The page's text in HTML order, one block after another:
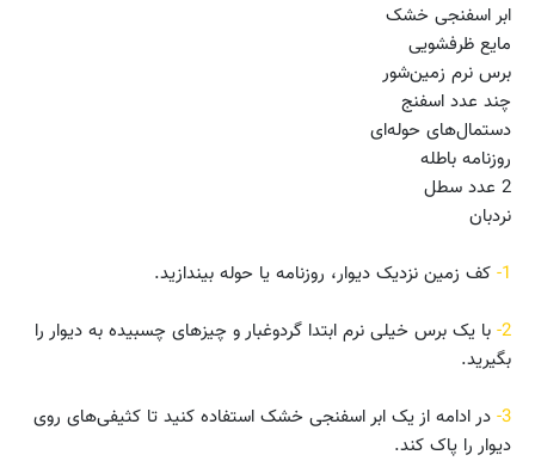
ابر اسفنجی خشک
مایع ظرفشویی
برس نرم زمین‌شور
چند عدد اسفنج
دستمال‌های حوله‌ای
روزنامه باطله
2 عدد سطل
نردبان
1- کف زمین نزدیک دیوار، روزنامه یا حوله بیندازید.
2- با یک برس خیلی نرم ابتدا گردوغبار و چیزهای چسبیده به دیوار را
بگیرید.
3- در ادامه از یک ابر اسفنجی خشک استفاده کنید تا کثیفی‌های روی
دیوار را پاک کند.